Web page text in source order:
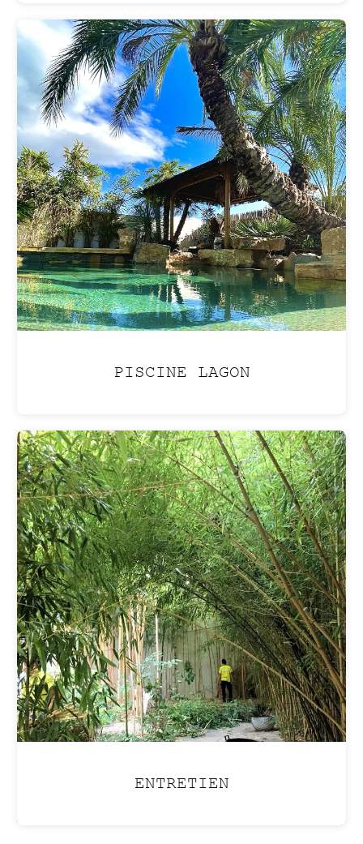
PISCINE LAGON
ENTRETIEN
ENTRETIEN
Profitez devotre jardin sans en assumer les
contraintes, grâceànos services
d'entretien clé en main.